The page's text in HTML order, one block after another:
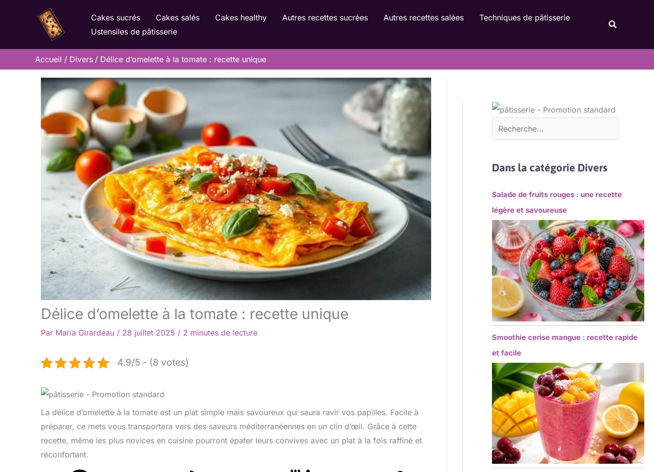
Cakes sucrés Cakes salés Cakes healthy Autres recettes sucrées Autres recettes salées
Techniques de pâtisserie
Ustensiles de pâtisserie
Accueil Divers Délice d’omelette à la tomate : recette unique
Délice d’omelette à la tomate : recette unique
Par Maria Girardeau / 28 juillet 2025 / 2 minutes de lecture
4.9/5 - (8 votes)
La délice d’omelette à la tomate est un plat simple mais savoureux qui saura ravir vos papilles. Facile à
préparer, ce mets vous transportera vers des saveurs méditerranéennes en un clin d’œil. Grâce à cette
recette, même les plus novices en cuisine pourront épater leurs convives avec un plat à la fois raffiné et
réconfortant.
Dans la catégorie Divers
Salade de fruits rouges : une recette
légère et savoureuse
Smoothie cerise mangue : recette rapide
et facile